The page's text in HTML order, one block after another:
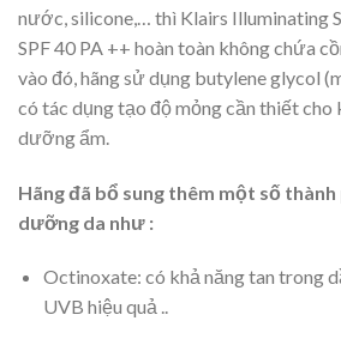
nước, silicone,… thì Klairs Illuminating
SPF 40 PA ++ hoàn toàn không chứa
vào đó, hãng sử dụng butylene glycol
có tác dụng tạo độ mỏng cần thiết cho
dưỡng ẩm.
Hãng đã bổ sung thêm một số thành
dưỡng da như :
Octinoxate: có khả năng tan trong
UVB hiệu quả ..